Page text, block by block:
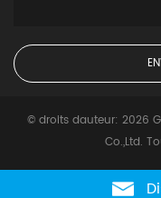
© droits dauteur: 2026
Co.,Ltd.